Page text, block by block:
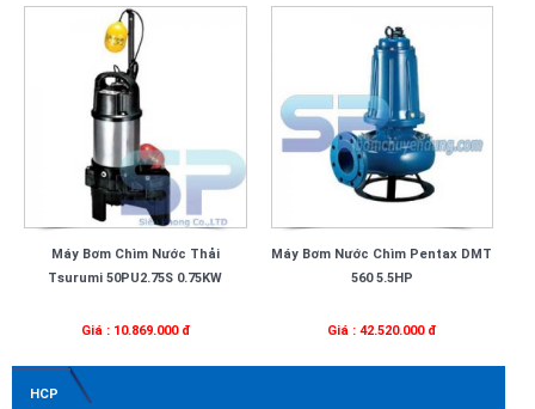
Máy Bơm Chìm Nước Thải
Tsurumi 50PU2.75S 0.75KW
Giá : 10.869.000 đ
Máy Bơm Nước Chìm Pentax DMT
560 5.5HP
Giá : 42.520.000 đ
HCP